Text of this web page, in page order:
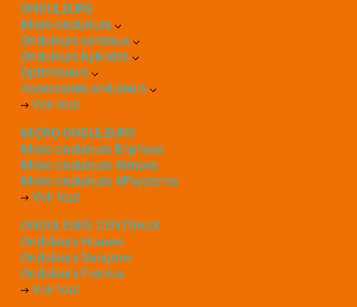
ONDULEURS
Micro-onduleurs
Onduleurs centraux
Onduleurs hybrides
Optimiseurs
Accessoires onduleurs
Voir tout
MICRO-ONDULEURS
Micro-onduleurs Enphase
Micro-onduleurs Atmoce
Micro-onduleurs APsystems
Voir tout
ONDULEURS CENTRAUX
Onduleurs Huawei
Onduleurs Sungrow
Onduleurs Fronius
Voir tout